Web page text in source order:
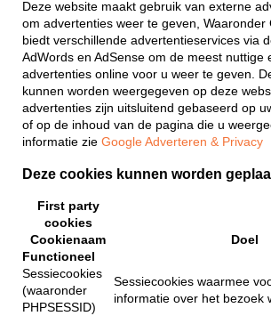
Deze website maakt gebruik van externe
om advertenties weer te geven, Waaronder
biedt verschillende advertentieservices via
AdWords en AdSense om de meest nuttige
advertenties online voor u weer te geven.
kunnen worden weergegeven op deze
advertenties zijn uitsluitend gebaseerd op
of op de inhoud van de pagina die u
informatie zie Google Adverteren & Privacy
Deze cookies kunnen worden
First party
cookies
Cookienaam
Doel
Functioneel
Sessiecookies
(waaronder
PHPSESSID)
Sessiecookies waarmee
informatie over het bezoek